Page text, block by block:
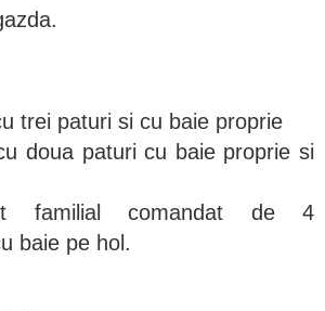
trei paturi si cu baie proprie
doua paturi cu baie proprie si
familial comandat de 4
baie pe hol.